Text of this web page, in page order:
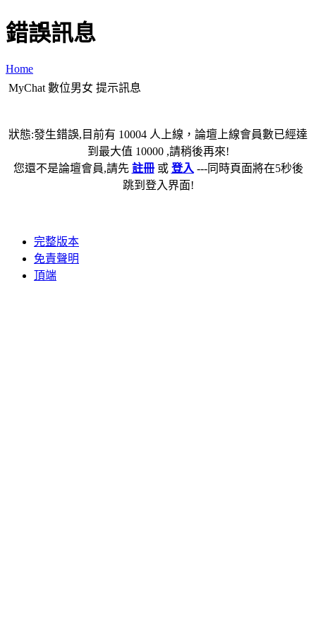
錯誤訊息
Home
MyChat 數位男女 提示訊息
狀態:發生錯誤,目前有 10004 人上線，論壇上線會員數已經達
到最大值 10000 ,請稍後再來!
您還不是論壇會員,請先 註冊或 登入 ---同時頁面將在5秒後
跳到登入界面!
完整版本
免責聲明
頂端